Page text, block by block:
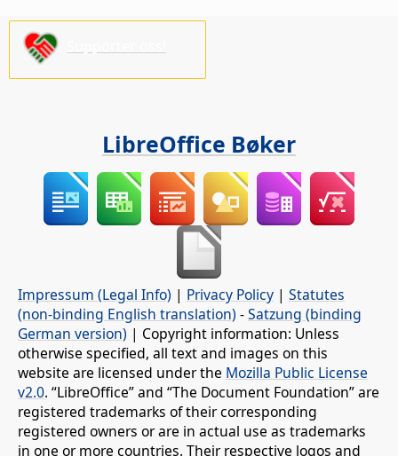
LibreOffice Bøker
Impressum (Legal Info) | Privacy Policy | Statutes
(non-binding English translation) -Satzung (binding
German version) | Copyright information: Unless
otherwise specified, all text and images on this
website are licensed under the Mozilla Public License
v2.0. “LibreOffice” and “The Document Foundation” are
registered trademarks of their corresponding
registered owners or are in actual use as trademarks
in one or more countries. Their respective logos and